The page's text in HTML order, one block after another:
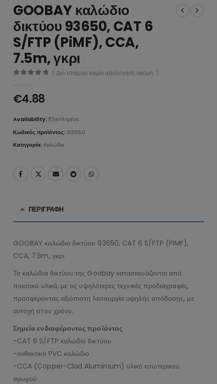
GOOBAY καλώδιο
δικτύου 93650, CAT 6
S/FTP (PiMF), CCA,
7.5m, γκρι
( Δεν υπάρχει καμία αξιολόγηση ακόμη. )
€4.88
Availability: Εξαντλημένο
Κωδικός προϊόντος: 93650
Κατηγορία: Καλώδια
ΠΕΡΙΓΡΑΦΉ
GOOBAY καλώδιο δικτύου 93650, CAT 6 S/FTP (PiMF),
CCA, 7.5m, γκρι
Τα καλώδια δικτύου της Goobay κατασκευάζονται από
ποιοτικά υλικά, με τις υψηλότερες τεχνικές προδιαγραφές,
προσφέροντας αξιόπιστη λειτουργία υψηλής απόδοσης, με
αντοχή στον χρόνο.
Σημεία ενδιαφέροντος προϊόντος
-CAT 6 S/FTP καλώδιο δικτύου
-ανθεκτικό PVC καλώδιο
-CCA (Copper-Clad Aluminium) υλικό εσωτερικού
αγωγού